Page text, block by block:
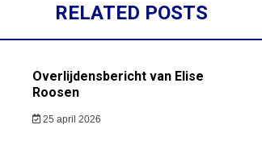
RELATED POSTS
Overlijdensbericht van Elise
Roosen
25 april 2026